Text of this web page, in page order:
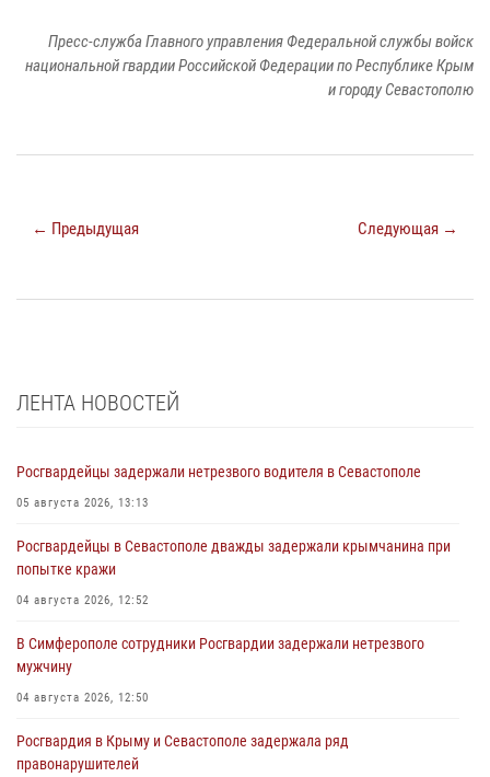
Пресс-служба Главного управления Федеральной службы войск
национальной гвардии Российской Федерации по Республике Крым
и городу Севастополю
← Предыдущая Следующая →
ЛЕНТА НОВОСТЕЙ
Росгвардейцы задержали нетрезвого водителя в Севастополе
05 августа 2026, 13:13
Росгвардейцы в Севастополе дважды задержали крымчанина при
попытке кражи
04 августа 2026, 12:52
В Симферополе сотрудники Росгвардии задержали нетрезвого
мужчину
04 августа 2026, 12:50
Росгвардия в Крыму и Севастополе задержала ряд
правонарушителей